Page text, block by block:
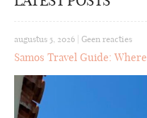
augustus 5, 2026 | Geen reacties
Samos Travel Guide: